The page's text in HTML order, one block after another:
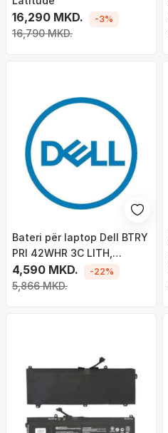
16,290 MKD.
16,790 MKD.
-3%
Bateri për laptop Dell BTRY
PRI 42WHR 3C LITH,
42WHR, 3500mAh, Lithium-
ion, i zi
4,590 MKD.
5,866 MKD.
-22%